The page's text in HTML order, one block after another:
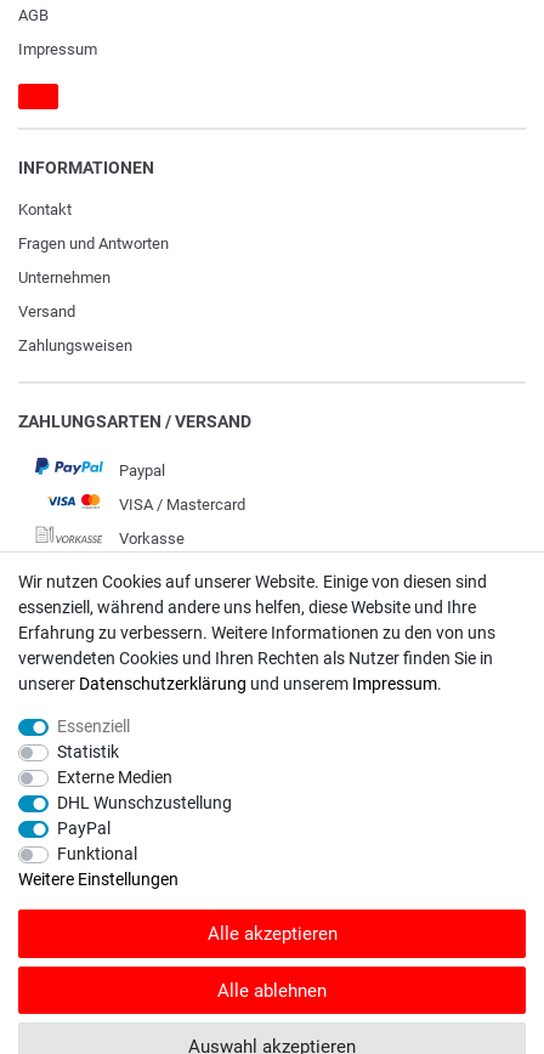
AGB
Impressum
INFORMATIONEN
Kontakt
Fragen und Antworten
Unternehmen
Versand
Zahlungsweisen
ZAHLUNGSARTEN / VERSAND
Paypal
VISA / Mastercard
Vorkasse
DHL
Deutsche Post
Bei Fragen wenden Sie sich direkt an unser Service-Team.
info@rasentraktoren-motoren.de
MA-Versand GmbH, 53925 Kall, In der Laach 1-3
SHOPVOTE Bewertungen. SHOPVOTE setzt automatische und manuelle
© Copyright 2026 | Alle Rechte vorbehalten. - Rasentraktoren-Motoren | Realisation
Wir nutzen Cookies auf unserer Website. Einige von diesen sind
essenziell, während andere uns helfen, diese Website und Ihre
Erfahrung zu verbessern. Weitere Informationen zu den von uns
verwendeten Cookies und Ihren Rechten als Nutzer finden Sie in
unserer Daten­schutz­erklärung und unserem Impressum.
Essenziell
Statistik
Externe Medien
DHL Wunschzustellung
PayPal
Funktional
Weitere Einstellungen
Alle akzeptieren
Alle ablehnen
Auswahl akzeptieren